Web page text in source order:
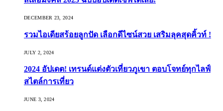
DECEMBER 23, 2024
รวมไอเดียสร้อยลูกปัด เลือกดีไซน์สวย เสริมลุคสุดคิ้วท์ !
JULY 2, 2024
2024 อัปเดต! เทรนด์แต่งตัวเที่ยวภูเขา ตอบโจทย์ทุกไลฟ์
สไตล์การเที่ยว
JUNE 3, 2024